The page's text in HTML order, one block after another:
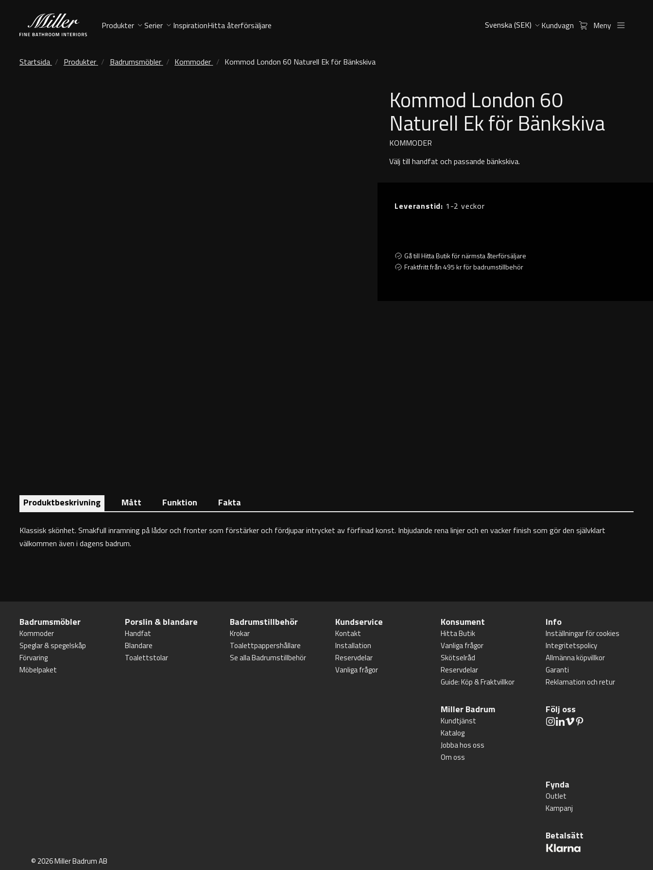
Produkter Serier InspirationHitta återförsäljare Kundvagn Meny
Startsida Produkter Badrumsmöbler Kommoder Kommod London 60 Naturell Ek för Bänkskiva
Kommod London 60
Naturell Ek för Bänkskiva
KOMMODER
Välj till handfat och passande bänkskiva.
Leveranstid: 1-2 veckor
Gå till Hitta Butik för närmsta återförsäljare
Fraktfritt från 495 kr för badrumstillbehör
Produktbeskrivning Mått Funktion Fakta
Klassisk skönhet. Smakfull inramning på lådor och fronter som förstärker och fördjupar intrycket av förfinad konst. Inbjudande rena linjer och en vacker finish som gör den självklart
välkommen även i dagens badrum.
Badrumsmöbler
Kommoder
Speglar & spegelskåp
Förvaring
Möbelpaket
Porslin & blandare
Handfat
Blandare
Toalettstolar
Badrumstillbehör
Krokar
Toalettpappershållare
Se alla Badrumstillbehör
Kundservice
Kontakt
Installation
Reservdelar
Vanliga frågor
Konsument
Hitta Butik
Vanliga frågor
Skötselråd
Reservdelar
Guide: Köp & Fraktvillkor
Info
Inställningar för cookies
Integritetspolicy
Allmänna köpvillkor
Garanti
Reklamation och retur
Miller Badrum
Kundtjänst
Katalog
Jobba hos oss
Om oss
Följ oss
Fynda
Outlet
Kampanj
Betalsätt
© 2026 Miller Badrum AB